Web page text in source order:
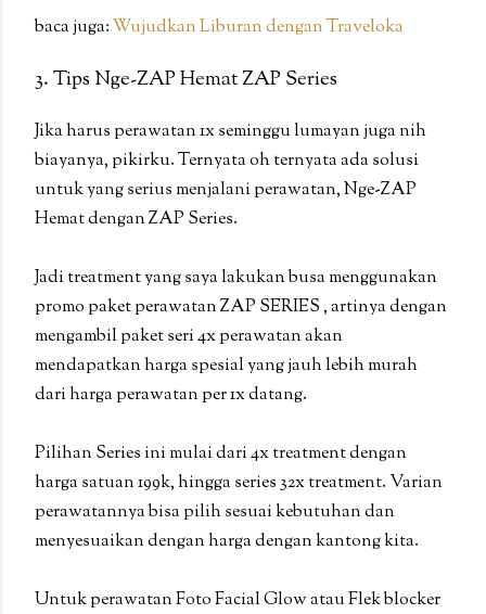
baca juga:Wujudkan Liburan dengan Traveloka
3. Tips Nge-ZAP Hemat ZAP Series
Jika harus perawatan 1x seminggu lumayan juga nih
biayanya, pikirku. Ternyata oh ternyata ada solusi
untuk yang serius menjalani perawatan, Nge-ZAP
Hemat dengan ZAP Series.
Jadi treatment yang saya lakukan busa menggunakan
promo paket perawatan ZAP SERIES , artinya dengan
mengambil paket seri 4x perawatan akan
mendapatkan harga spesial yang jauh lebih murah
dari harga perawatan per 1x datang.
Pilihan Series ini mulai dari 4x treatment dengan
harga satuan 199k, hingga series 32x treatment. Varian
perawatannya bisa pilih sesuai kebutuhan dan
menyesuaikan dengan harga dengan kantong kita.
Untuk perawatan Foto Facial Glow atau Flek blocker